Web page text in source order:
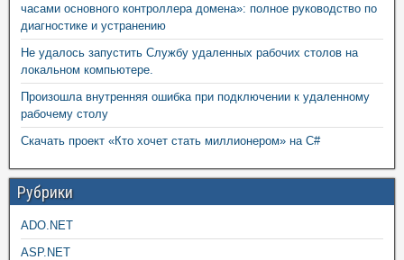
часами основного контроллера домена»: полное руководство по
диагностике и устранению
Не удалось запустить Службу удаленных рабочих столов на
локальном компьютере.
Произошла внутренняя ошибка при подключении к удаленному
рабочему столу
Скачать проект «Кто хочет стать миллионером» на C#
Рубрики
ADO.NET
ASP.NET